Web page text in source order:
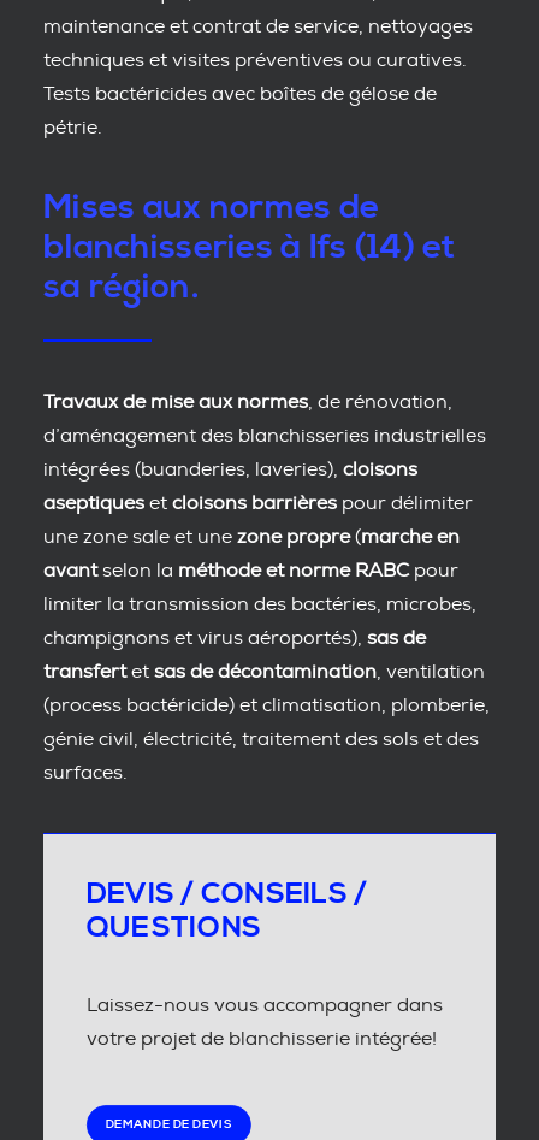
maintenance et contrat de service, nettoyages
techniques et visites préventives ou curatives.
Tests bactéricides avec boîtes de gélose de
pétrie.
Mises aux normes de
blanchisseries à Ifs (14) et
sa région.
Travaux de mise aux normes , de rénovation,
d’aménagement des blanchisseries industrielles
intégrées (buanderies, laveries), cloisons
aseptiques et cloisons barrières pour délimiter
une zone sale et une zone propre(marche en
avantselon la méthode et norme RABCpour
limiter la transmission des bactéries, microbes,
champignons et virus aéroportés), sas de
transfertet sas de décontamination , ventilation
(process bactéricide) et climatisation, plomberie,
génie civil, électricité, traitement des sols et des
surfaces.
DEVIS / CONSEILS /
QUESTIONS
Laissez-nous vous accompagner dans
votre projet de blanchisserie intégrée!
DEMANDE DE DEVIS